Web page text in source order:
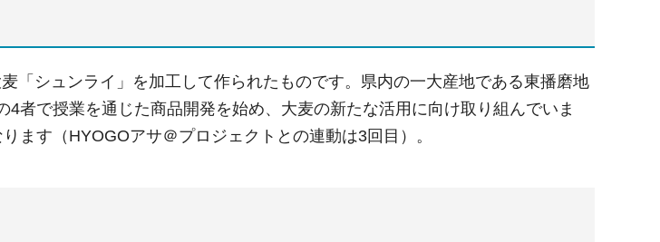
「シュンライ」を加工して作られたものです。県内の一大産地である東播磨地
者で授業を通じた商品開発を始め、大麦の新たな活用に向け取り組んでいま
ます（HYOGOアサ＠プロジェクトとの連動は3回目）。